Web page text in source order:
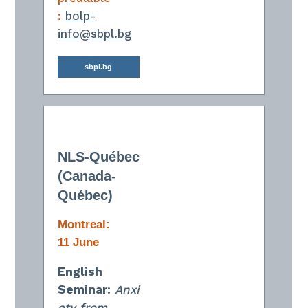
: bolp-
info@sbpl.bg
sbpl.bg
NLS-Québec
(Canada-
Québec)
Montreal:
11 June
English
Seminar: Anxi